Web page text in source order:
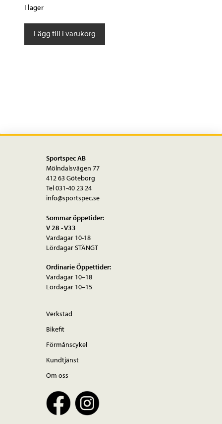
I lager
EliteLägg till i varukorg
Sportspec AB
Mölndalsvägen 77
412 63 Göteborg
Tel 031-40 23 24
info@sportspec.se
Sommar öppetider:
V 28 - V33
Vardagar 10-18
Lördagar STÄNGT
Ordinarie Öppettider:
Vardagar 10–18
Lördagar 10–15
Verkstad
Bikefit
Förmånscykel
Kundtjänst
Om oss